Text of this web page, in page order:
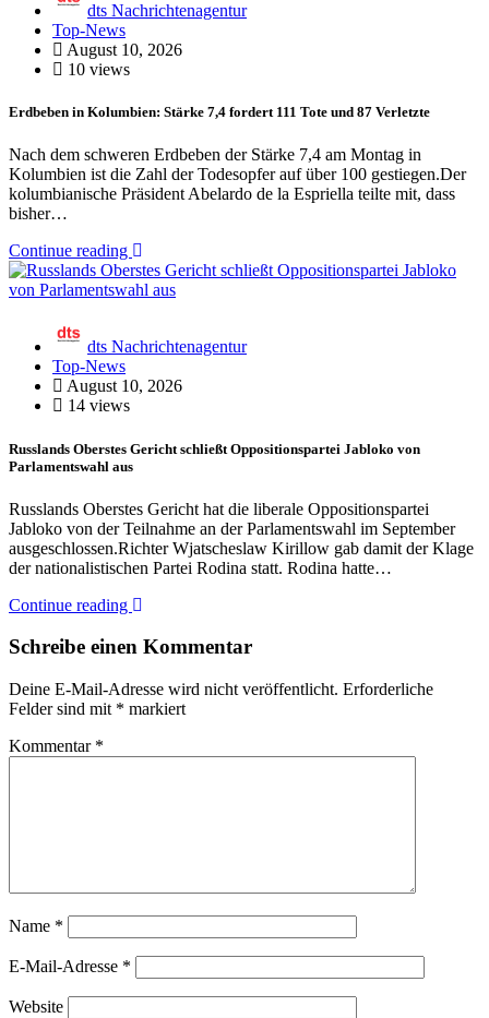
dts Nachrichtenagentur
Top-News
August 10, 2026
10 views
Erdbeben in Kolumbien: Stärke 7,4 fordert 111 Tote und 87 Verletzte
Nach dem schweren Erdbeben der Stärke 7,4 am Montag in
Kolumbien ist die Zahl der Todesopfer auf über 100 gestiegen.Der
kolumbianische Präsident Abelardo de la Espriella teilte mit, dass
bisher…
Continue reading
dts Nachrichtenagentur
Top-News
August 10, 2026
14 views
Russlands Oberstes Gericht schließt Oppositionspartei Jabloko von
Parlamentswahl aus
Russlands Oberstes Gericht hat die liberale Oppositionspartei
Jabloko von der Teilnahme an der Parlamentswahl im September
ausgeschlossen.Richter Wjatscheslaw Kirillow gab damit der Klage
der nationalistischen Partei Rodina statt. Rodina hatte…
Continue reading
Schreibe einen Kommentar
Deine E-Mail-Adresse wird nicht veröffentlicht. Erforderliche
Felder sind mit * markiert
Kommentar *
Name *
E-Mail-Adresse *
Website